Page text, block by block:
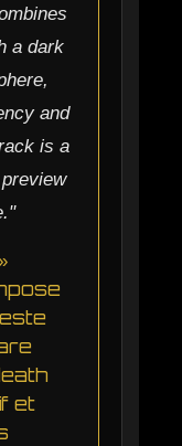
a dark
and
is a
et